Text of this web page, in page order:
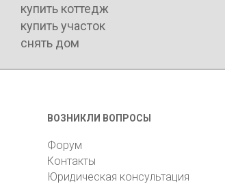
купить коттедж
купить участок
снять дом
ВОЗНИКЛИ ВОПРОСЫ
Форум
Контакты
Юридическая консультация